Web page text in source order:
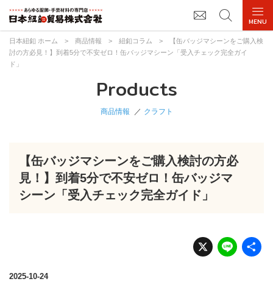
日本紐釦 ホーム > 商品情報 > 紐釦コラム >
【缶バッジマシーンをご購入検
討の方必見！】到着5分で不安ゼロ！缶バッジマシーン「受入チェック完全ガイ
ド」
Products
商品情報 クラフト
【缶バッジマシーンをご購入検討の方必
見！】到着5分で不安ゼロ！缶バッジマ
シーン「受入チェック完全ガイド」
X Li
n
2025-10-24